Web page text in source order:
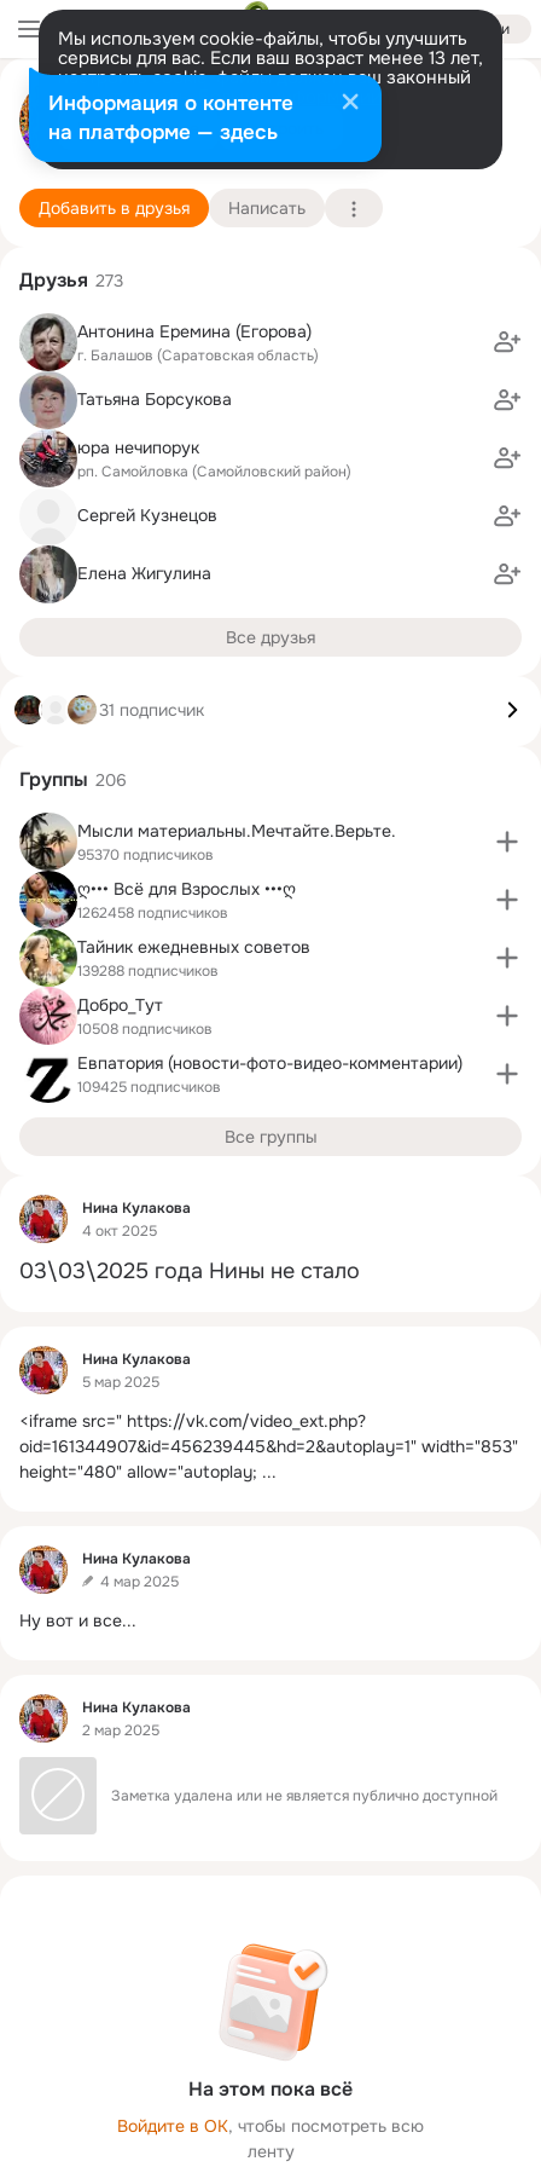
Войти
Мы используем cookie-файлы, чтобы улучшить
сервисы для вас. Если ваш возраст менее 13 лет,
настроить cookie-файлы должен ваш законный
представитель. Больше информации
Разрешить все Настроить
Нина Кулакова
Брянск
14 октября (65 лет)
Тростянская школа
Подробнее
Добавить в друзья Написать
Фид
Нина Кулакова
4 окт 2025
03\03\2025 года Нины не стало
Фид
Нина Кулакова
5 мар 2025
<iframe src=" https://vk.com/video_ext.php?
oid=161344907&id=456239445&hd=2&autoplay=1" width="853"
height="480" allow="autoplay; ...
Фид
Нина Кулакова
4 мар 2025
Ну вот и все...
Фид
Нина Кулакова
2 мар 2025
Заметка удалена или не является публично доступной
На этом пока всё
Войдите в ОК, чтобы посмотреть всю
ленту
Друзья 273
Антонина Еремина (Егорова)
г. Балашов (Саратовская область)
Татьяна Борсукова
юра нечипорук
рп. Самойловка (Самойловский район)
Сергей Кузнецов
Елена Жигулина
Все друзья
31 подписчик
Группы 206
Мысли материальны.Мечтайте.Верьте.
95370 подписчиков
ღ••• Всё для Взрослых •••ღ
1262458 подписчиков
Тайник ежедневных советов
139288 подписчиков
Добро_Тут
10508 подписчиков
Евпатория (новости-фото-видео-комментарии)
109425 подписчиков
Все группы
Информация о контенте
на платформе — здесь